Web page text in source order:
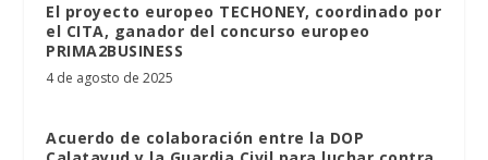
El proyecto europeo TECHONEY, coordinado por
el CITA, ganador del concurso europeo
PRIMA2BUSINESS
4 de agosto de 2025
Acuerdo de colaboración entre la DOP